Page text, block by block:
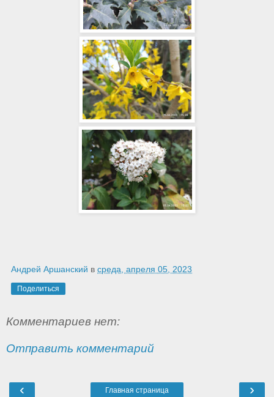
Андрей Аршанский в среда, апреля 05, 2023
Поделиться
Комментариев нет:
Отправить комментарий
‹ ›
Главная страница